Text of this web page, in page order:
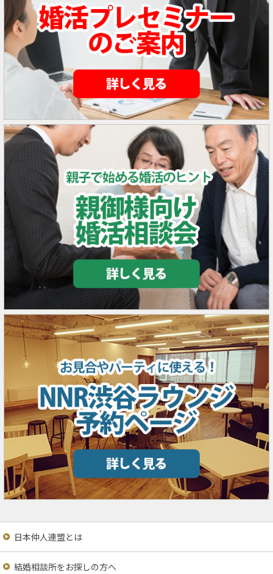
日本仲人連盟とは
結婚相談所をお探しの方へ